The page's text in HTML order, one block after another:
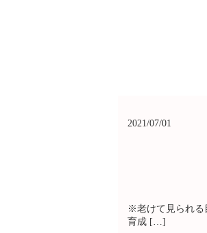
2021/07/01
※老けて見られる
育成 […]